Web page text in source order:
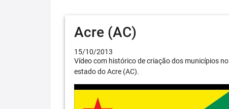
Acre (AC)
15/10/2013
Vídeo com histórico de criação dos municípios no
estado do Acre (AC).